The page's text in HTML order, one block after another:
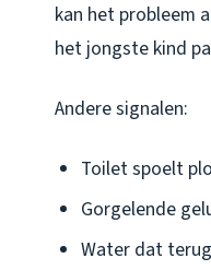
kan het probleem
het jongste kind
Andere signalen:
Toilet spoelt
Gorgelende
Water dat